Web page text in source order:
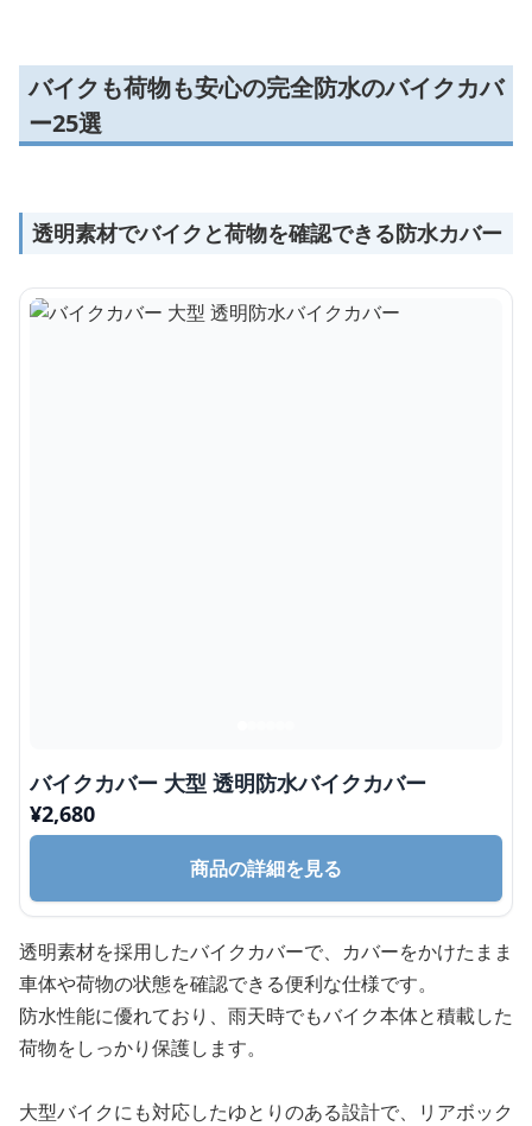
バイクも荷物も安心の完全防水のバイクカバ
ー25選
透明素材でバイクと荷物を確認できる防水カバー
バイクカバー 大型 透明防水バイクカバー
¥2,680
商品の詳細を見る
透明素材を採用したバイクカバーで、カバーをかけたまま
車体や荷物の状態を確認できる便利な仕様です。
防水性能に優れており、雨天時でもバイク本体と積載した
荷物をしっかり保護します。
大型バイクにも対応したゆとりのある設計で、リアボック